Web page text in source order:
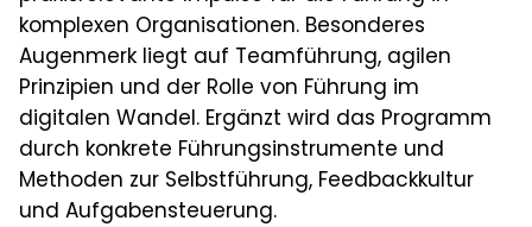
komplexen Organisationen. Besonderes
Augenmerk liegt auf Teamführung, agilen
Prinzipien und der Rolle von Führung im
digitalen Wandel. Ergänzt wird das Programm
durch konkrete Führungsinstrumente und
Methoden zur Selbstführung, Feedbackkultur
und Aufgabensteuerung.